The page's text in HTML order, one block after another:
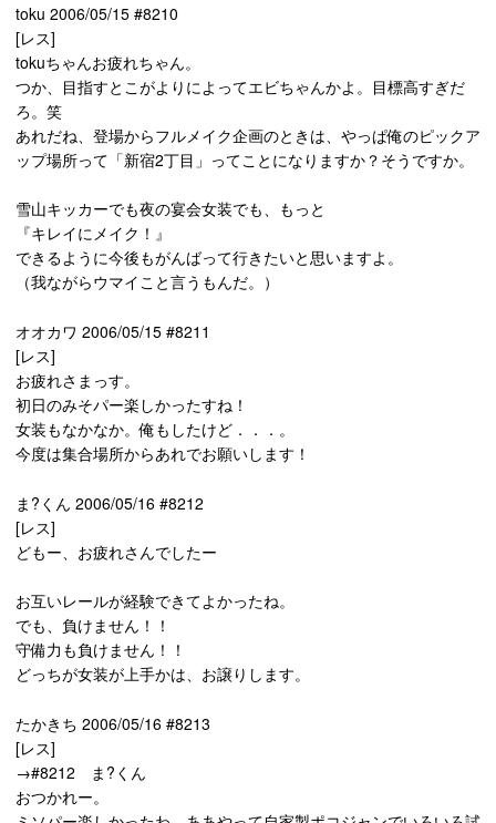
toku 2006/05/15 #8210
[レス]
tokuちゃんお疲れちゃん。
つか、目指すとこがよりによってエビちゃんかよ。目標高すぎだ
ろ。笑
あれだね、登場からフルメイク企画のときは、やっぱ俺のピックア
ップ場所って「新宿2丁目」ってことになりますか？そうですか。
雪山キッカーでも夜の宴会女装でも、もっと
『キレイにメイク！』
できるように今後もがんばって行きたいと思いますよ。
（我ながらウマイこと言うもんだ。）
オオカワ 2006/05/15 #8211
[レス]
お疲れさまっす。
初日のみそパー楽しかったすね！
女装もなかなか。俺もしたけど．．．。
今度は集合場所からあれでお願いします！
ま?くん 2006/05/16 #8212
[レス]
どもー、お疲れさんでしたー
お互いレールが経験できてよかったね。
でも、負けません！！
守備力も負けません！！
どっちが女装が上手かは、お譲りします。
たかきち 2006/05/16 #8213
[レス]
→#8212 ま?くん
おつかれー。